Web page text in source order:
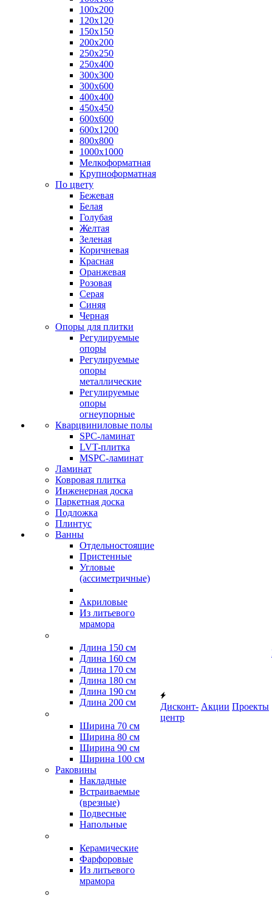
100х200
120х120
150х150
200х200
250х250
250х400
300х300
300х600
400х400
450х450
600х600
600х1200
800х800
1000х1000
Мелкоформатная
Крупноформатная
По цвету
Бежевая
Белая
Голубая
Желтая
Зеленая
Коричневая
Красная
Оранжевая
Розовая
Серая
Синяя
Черная
Опоры для плитки
Регулируемые
опоры
Регулируемые
опоры
металлические
Регулируемые
опоры
огнеупорные
Кварцвиниловые полы
SPC-ламинат
LVT-плитка
MSPC-ламинат
Ламинат
Ковровая плитка
Инженерная доска
Паркетная доска
Подложка
Плинтус
Ванны
Отдельностоящие
Пристенные
Угловые
(ассиметричные)
Акриловые
Из литьевого
мрамора
Длина 150 см
Длина 160 см
Длина 170 см
Длина 180 см
Длина 190 см
Длина 200 см
Ширина 70 см
Ширина 80 см
Ширина 90 см
Ширина 100 см
Раковины
Накладные
Встраиваемые
(врезные)
Подвесные
Напольные
Керамические
Фарфоровые
Из литьевого
мрамора
Дисконт-
центр
Акции Проекты